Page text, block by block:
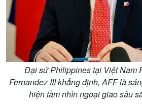
Đại sứ Philippines tại Việt Nam
Fernandez III khẳng định, AFF là
hiện tầm nhìn ngoại giao sâu